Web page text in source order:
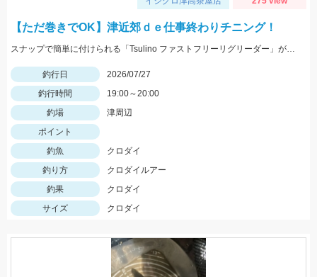
【ただ巻きでOK】津近郊ｄｅ仕事終わりチニング！
スナップで簡単に付けられる「Tsulino ファストフリーリグリーダー」が活躍！フックを「ダイワ シルバーウルフ フックSSストレート」に変えてフッキング率アップ！
釣行日
2026/07/27
釣行時間
19:00～20:00
釣場
津周辺
ポイント
釣魚
クロダイ
釣り方
クロダイルアー
釣果
クロダイ
サイズ
クロダイ